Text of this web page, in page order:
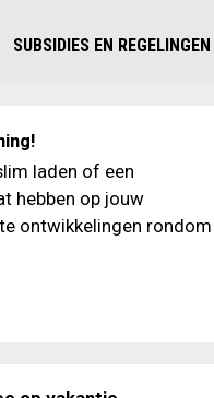
SUBSIDIES EN REGELINGEN
laden of een
hebben op jouw
ontwikkelingen rondom